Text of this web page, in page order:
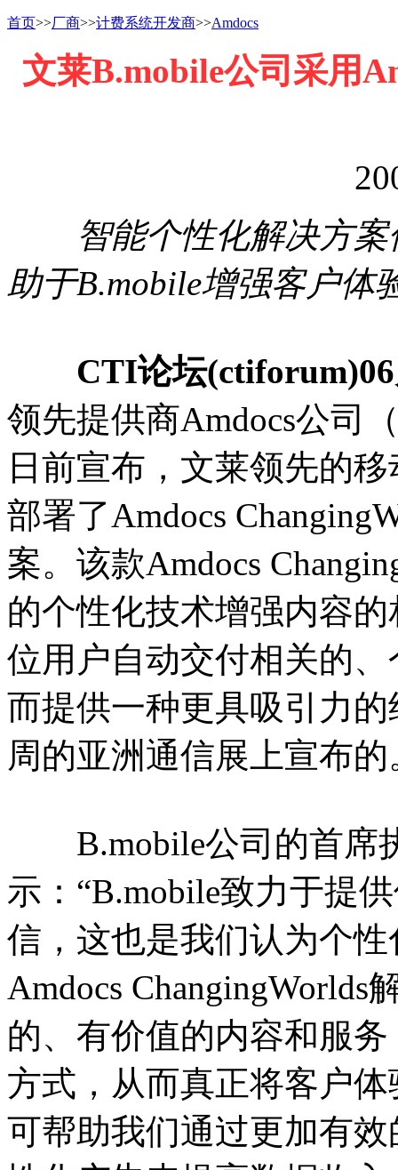
首页>>厂商>>计费系统开发商>>Amdocs
文莱B.mobile公司采用
智能个性化解决方
助于B.mobile增强客户体
CTI论坛
领先提供商Amdocs公司
日前宣布，文莱领先的
部署了Amdocs
案。该款Amdocs
的个性化技术增强内容
位用户自动交付相关的
而提供一种更具吸引力
周的亚洲通信展上宣布的
B.mobile公司的首席
示：“B.mobile致力于提
信，这也是我们认为个
Amdocs
的、有价值的内容和服
方式，从而真正将客户
可帮助我们通过更加有